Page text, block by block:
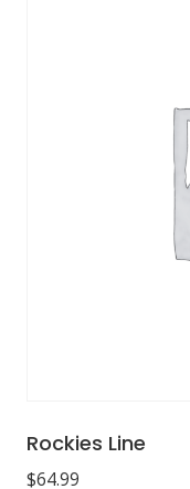
Rockies Line
$64.99